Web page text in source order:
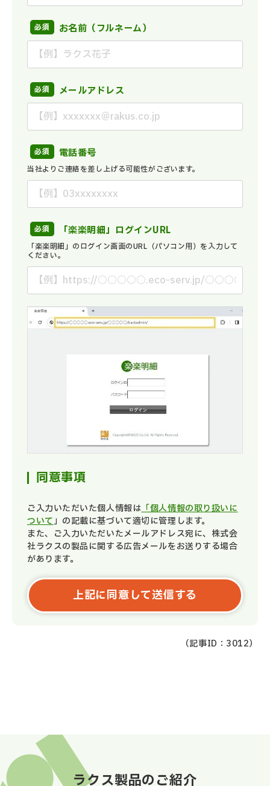
お名前（フルネーム）
メールアドレス
電話番号
当社よりご連絡を差し上げる可能性がございます。
「楽楽明細」ログインURL
「楽楽明細」のログイン画面のURL（パソコン用）を入力して
ください。
同意事項
ご入力いただいた個人情報は 「個人情報の取り扱いに
ついて」の記載に基づいて適切に管理します。
また、ご入力いただいたメールアドレス宛に、株式会
社ラクスの製品に関する広告メールをお送りする場合
があります。
（記事ID：3012）
ラクス製品のご紹介